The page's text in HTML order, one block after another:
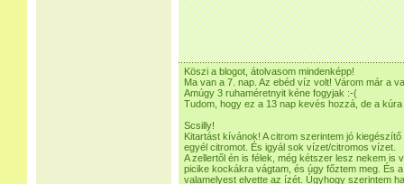
Köszi a blogot, átolvasom mindenképp!
Ma van a 7. nap. Az ebéd víz volt! Várom már a
Amúgy 3 ruhaméretnyit kéne fogyjak :-(
Tudom, hogy ez a 13 nap kevés hozzá, de a
Scsilly!
Kitartást kívánok! A citrom szerintem jó
egyél citromot. És igyál sok vízet/citromos vízet.
A zellertől én is félek, még kétszer lesz nekem is
picike kockákra vágtam, és úgy főztem meg. És
valamelyest elvette az ízét. Úgyhogy szerintem